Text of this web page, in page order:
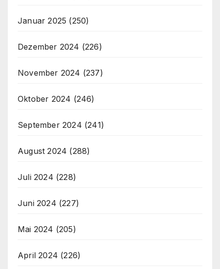
Januar 2025 (250)
Dezember 2024 (226)
November 2024 (237)
Oktober 2024 (246)
September 2024 (241)
August 2024 (288)
Juli 2024 (228)
Juni 2024 (227)
Mai 2024 (205)
April 2024 (226)